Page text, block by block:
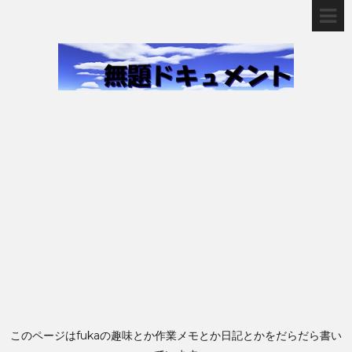
このページはfukaの趣味とか作業メモとか日記とかをだらだら書い